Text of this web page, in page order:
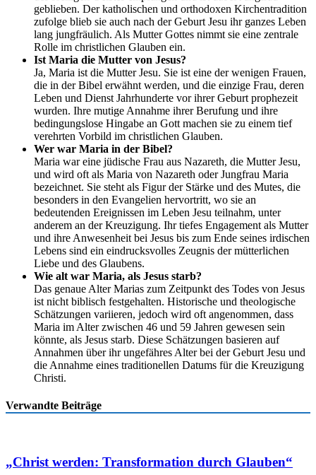
geblieben. Der katholischen und orthodoxen Kirchentradition
zufolge blieb sie auch nach der Geburt Jesu ihr ganzes Leben
lang jungfräulich. Als Mutter Gottes nimmt sie eine zentrale
Rolle im christlichen Glauben ein.
Ist Maria die Mutter von Jesus?
Ja, Maria ist die Mutter Jesu. Sie ist eine der wenigen Frauen,
die in der Bibel erwähnt werden, und die einzige Frau, deren
Leben und Dienst Jahrhunderte vor ihrer Geburt prophezeit
wurden. Ihre mutige Annahme ihrer Berufung und ihre
bedingungslose Hingabe an Gott machen sie zu einem tief
verehrten Vorbild im christlichen Glauben.
Wer war Maria in der Bibel?
Maria war eine jüdische Frau aus Nazareth, die Mutter Jesu,
und wird oft als Maria von Nazareth oder Jungfrau Maria
bezeichnet. Sie steht als Figur der Stärke und des Mutes, die
besonders in den Evangelien hervortritt, wo sie an
bedeutenden Ereignissen im Leben Jesu teilnahm, unter
anderem an der Kreuzigung. Ihr tiefes Engagement als Mutter
und ihre Anwesenheit bei Jesus bis zum Ende seines irdischen
Lebens sind ein eindrucksvolles Zeugnis der mütterlichen
Liebe und des Glaubens.
Wie alt war Maria, als Jesus starb?
Das genaue Alter Marias zum Zeitpunkt des Todes von Jesus
ist nicht biblisch festgehalten. Historische und theologische
Schätzungen variieren, jedoch wird oft angenommen, dass
Maria im Alter zwischen 46 und 59 Jahren gewesen sein
könnte, als Jesus starb. Diese Schätzungen basieren auf
Annahmen über ihr ungefähres Alter bei der Geburt Jesu und
die Annahme eines traditionellen Datums für die Kreuzigung
Christi.
Verwandte Beiträge
„Christ werden: Transformation durch Glauben“